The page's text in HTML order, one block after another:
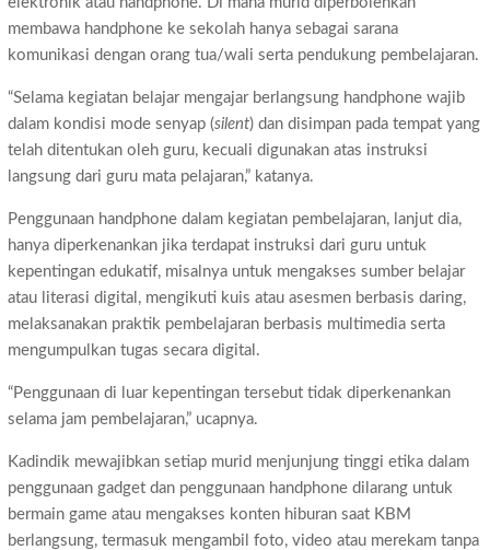
membawa handphone ke sekolah hanya sebagai sarana
komunikasi dengan orang tua/wali serta pendukung pembelajaran.
“Selama kegiatan belajar mengajar berlangsung handphone wajib
dalam kondisi mode senyap (silent) dan disimpan pada tempat yang
telah ditentukan oleh guru, kecuali digunakan atas instruksi
langsung dari guru mata pelajaran,” katanya.
Penggunaan handphone dalam kegiatan pembelajaran, lanjut dia,
hanya diperkenankan jika terdapat instruksi dari guru untuk
kepentingan edukatif, misalnya untuk mengakses sumber belajar
atau literasi digital, mengikuti kuis atau asesmen berbasis daring,
melaksanakan praktik pembelajaran berbasis multimedia serta
mengumpulkan tugas secara digital.
“Penggunaan di luar kepentingan tersebut tidak diperkenankan
selama jam pembelajaran,” ucapnya.
Kadindik mewajibkan setiap murid menjunjung tinggi etika dalam
penggunaan gadget dan penggunaan handphone dilarang untuk
bermain game atau mengakses konten hiburan saat KBM
berlangsung, termasuk mengambil foto, video atau merekam tanpa